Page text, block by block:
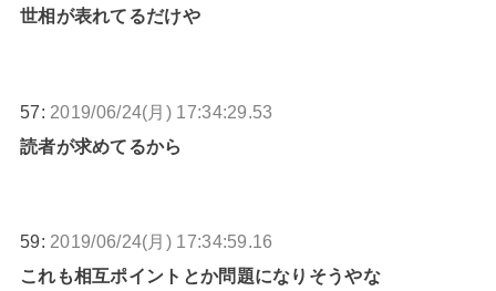
世相が表れてるだけや
57: 2019/06/24(月) 17:34:29.53
読者が求めてるから
59: 2019/06/24(月) 17:34:59.16
これも相互ポイントとか問題になりそうやな